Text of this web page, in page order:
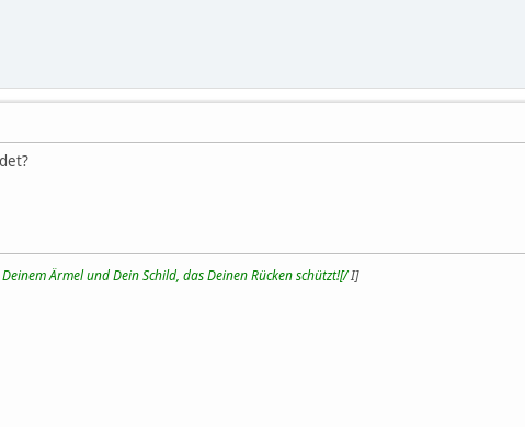
Ärmel und Dein Schild, das Deinen Rücken schützt![/I]